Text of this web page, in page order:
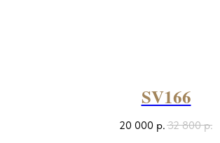
SV166
20 000 р. 32 800 р.